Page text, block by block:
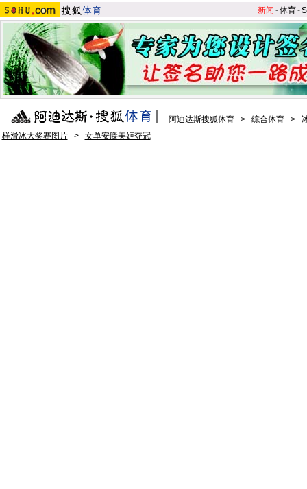
新闻 -体育-S
阿迪达斯搜狐体育 > 综合体育 >
样滑冰大奖赛图片
> 女单安滕美姬夺冠